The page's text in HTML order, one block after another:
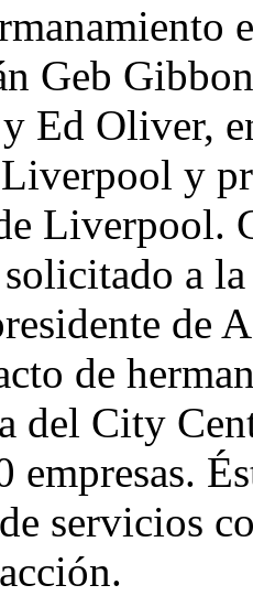
Geb
Ed Oliver,
y
Liverpool.
a
de
de
del City
empresas.
servicios